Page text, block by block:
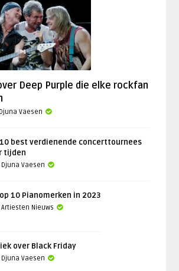
Deep Purple die elke rockfan
Djuna Vaesen
10 best verdienende concerttournees
tijden
Djuna Vaesen
10 Pianomerken in 2023
Artiesten Nieuws
over Black Friday
Djuna Vaesen